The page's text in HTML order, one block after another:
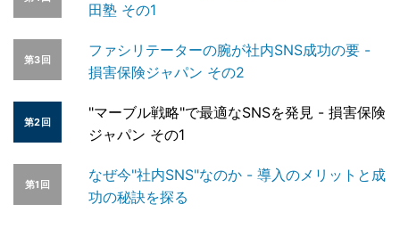
田塾 その1
第3回
ファシリテーターの腕が社内SNS成功の要 -
損害保険ジャパン その2
第2回
"マーブル戦略"で最適なSNSを発見 - 損害保険
ジャパン その1
第1回
なぜ今"社内SNS"なのか - 導入のメリットと成
功の秘訣を探る